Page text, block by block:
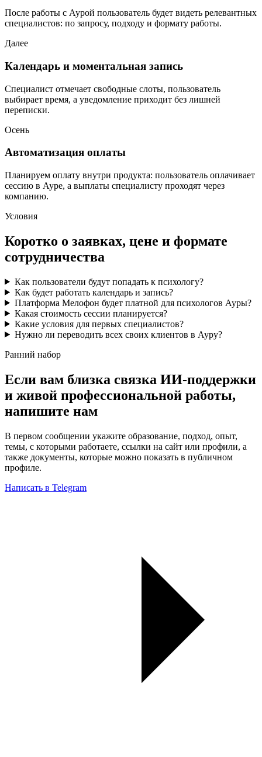
После работы с Аурой пользователь будет видеть релевантных
специалистов: по запросу, подходу и формату работы.
Далее
Календарь и моментальная запись
Специалист отмечает свободные слоты, пользователь
выбирает время, а уведомление приходит без лишней
переписки.
Осень
Автоматизация оплаты
Планируем оплату внутри продукта: пользователь оплачивает
сессию в Ауре, а выплаты специалисту проходят через
компанию.
Условия
Коротко о заявках, цене и формате
сотрудничества
Как пользователи будут попадать к психологу?
Как будет работать календарь и запись?
Платформа Мелофон будет платной для психологов Ауры?
Какая стоимость сессии планируется?
Какие условия для первых специалистов?
Нужно ли переводить всех своих клиентов в Ауру?
Ранний набор
Если вам близка связка ИИ-поддержки
и живой профессиональной работы,
напишите нам
В первом сообщении укажите образование, подход, опыт,
темы, с которыми работаете, ссылки на сайт или профили, а
также документы, которые можно показать в публичном
профиле.
Написать в Telegram